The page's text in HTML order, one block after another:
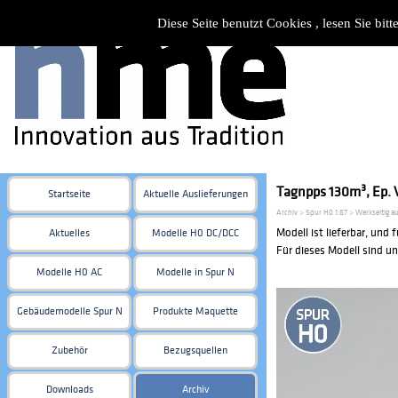
Diese Seite benutzt Cookies , lesen Sie
Startseite Aktuelle Auslieferungen
Aktuelles Modelle H0 DC/DCC
Modelle H0 AC Modelle in Spur N
Gebäudemodelle Spur N Produkte Maquette
Zubehör Bezugsquellen
Downloads Archiv
Tagnpps 130m³, Ep.
Archiv > Spur H0 1:87 > Werkseitig
Modell ist lieferbar, und
Für dieses Modell sind